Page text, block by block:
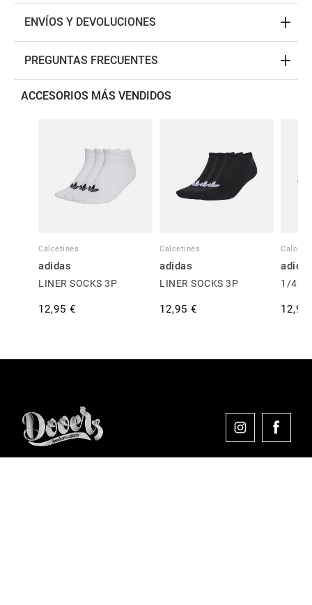
ENVÍOS Y DEVOLUCIONES
PREGUNTAS FRECUENTES
ACCESORIOS MÁS VENDIDOS
Calcetines
adidas
LINER SOCKS 3P
12,95 €
Calcetines
adidas
LINER SOCKS 3P
12,95 €
1/4
12,95